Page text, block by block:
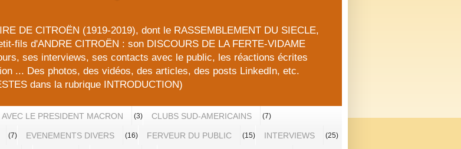
DE CITROËN (1919-2019), dont le RASSEMBLEMENT DU SIECLE,
fils d'ANDRE CITROËN : son DISCOURS DE LA FERTE-VIDAME
ses interviews, ses contacts avec le public, les réactions écrites
... Des photos, des vidéos, des articles, des posts LinkedIn, etc.
dans la rubrique INTRODUCTION)
AVEC LE PRESIDENT MACRON (3) CLUBS SUD-AMERICAINS (7)
(7) EVENEMENTS DIVERS (16) FERVEUR DU PUBLIC (15) INTERVIEWS (25)